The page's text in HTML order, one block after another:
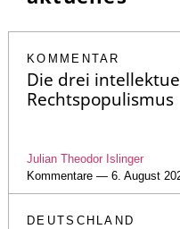
KOMMENTAR
Die drei
Rechtspopulismus
Julian Theodor Islinger
Kommentare — 6. August
DEUTSCHLAND